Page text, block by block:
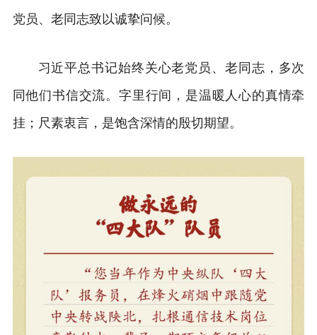
党员、老同志致以诚挚问候。
习近平总书记始终关心老党员、老同志，多次
同他们书信交流。字里行间，是温暖人心的真情牵
挂；尺素衷言，是饱含深情的殷切期望。